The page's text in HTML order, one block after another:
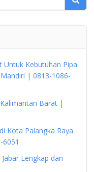
Untuk Kebutuhan Pipa
| 0813-1086-
Barat |
Kota Palangka Raya
Lengkap dan